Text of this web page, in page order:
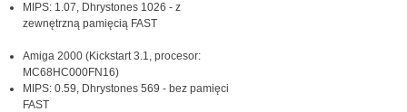
MIPS: 1.07, Dhrystones 1026 - z
zewnętrzną pamięcią FAST
Amiga 2000 (Kickstart 3.1, procesor:
MC68HC000FN16)
MIPS: 0.59, Dhrystones 569 - bez pamięci
FAST